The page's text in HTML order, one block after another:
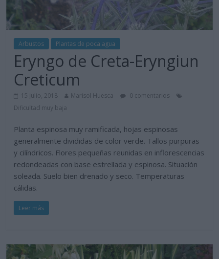
Arbustos Plantas de poca agua
Eryngo de Creta-Eryngiun
Creticum
15 julio, 2018 Marisol Huesca
0 comentarios
Dificultad muy baja
Planta espinosa muy ramificada, hojas espinosas
generalmente divididas de color verde. Tallos purpuras
y cilíndricos. Flores pequeñas reunidas en inflorescencias
redondeadas con base estrellada y espinosa. Situación
soleada. Suelo bien drenado y seco. Temperaturas
cálidas.
Leer más